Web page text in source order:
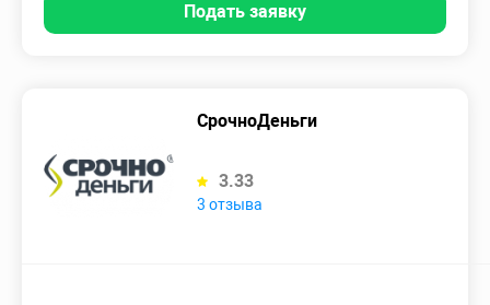
Подать заявку
СрочноДеньги
3.33
3 отзыва